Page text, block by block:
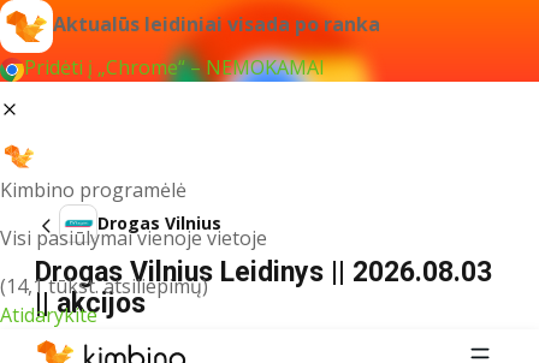
Aktualūs leidiniai visada po ranka
Pridėti į „Chrome“ – NEMOKAMAI
Kimbino programėlė
Visi pasiūlymai vienoje vietoje
(14,1 tūkst. atsiliepimų)
Atidarykite
Drogas Vilnius
Drogas Vilnius Leidinys || 2026.08.03
|| akcijos